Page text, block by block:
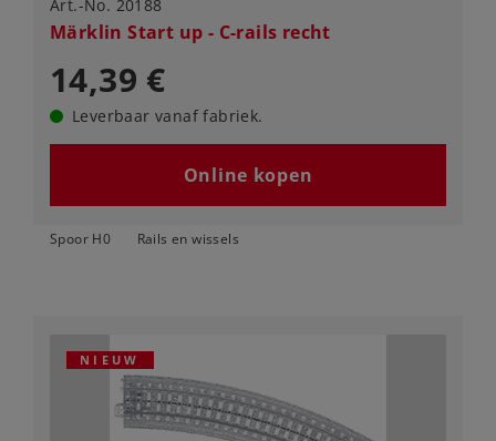
Art.-No. 20188
Märklin Start up - C-rails recht
14,39 €
Leverbaar vanaf fabriek.
Online kopen
Spoor H0 Rails en wissels
NIEUW